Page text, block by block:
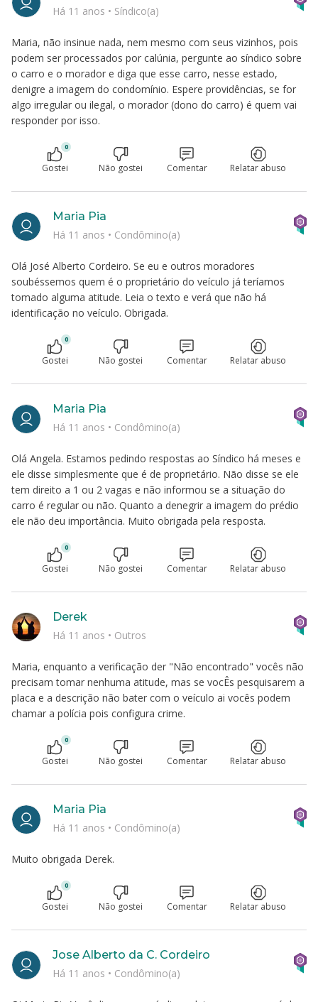
Maria, não insinue nada, nem mesmo com seus vizinhos, pois
podem ser processados por calúnia, pergunte ao síndico sobre
o carro e o morador e diga que esse carro, nesse estado,
denigre a imagem do condomínio. Espere providências, se for
algo irregular ou ilegal, o morador (dono do carro) é quem vai
responder por isso.
Há 11 anos • Síndico(a)
0
Gostei Não gostei Comentar Relatar abuso
Olá José Alberto Cordeiro. Se eu e outros moradores
soubéssemos quem é o proprietário do veículo já teríamos
tomado alguma atitude. Leia o texto e verá que não há
identificação no veículo. Obrigada.
Maria Pia
Há 11 anos • Condômino(a)
0
Gostei Não gostei Comentar Relatar abuso
Olá Angela. Estamos pedindo respostas ao Síndico há meses e
ele disse simplesmente que é de proprietário. Não disse se ele
tem direito a 1 ou 2 vagas e não informou se a situação do
carro é regular ou não. Quanto a denegrir a imagem do prédio
ele não deu importância. Muito obrigada pela resposta.
Maria Pia
Há 11 anos • Condômino(a)
0
Gostei Não gostei Comentar Relatar abuso
Maria, enquanto a verificação der "Não encontrado" vocês não
precisam tomar nenhuma atitude, mas se vocÊs pesquisarem a
placa e a descrição não bater com o veículo ai vocês podem
chamar a polícia pois configura crime.
Derek
Há 11 anos • Outros
0
Gostei Não gostei Comentar Relatar abuso
Muito obrigada Derek.
Maria Pia
Há 11 anos • Condômino(a)
0
Gostei Não gostei Comentar Relatar abuso
Jose Alberto da C. Cordeiro
Há 11 anos • Condômino(a)